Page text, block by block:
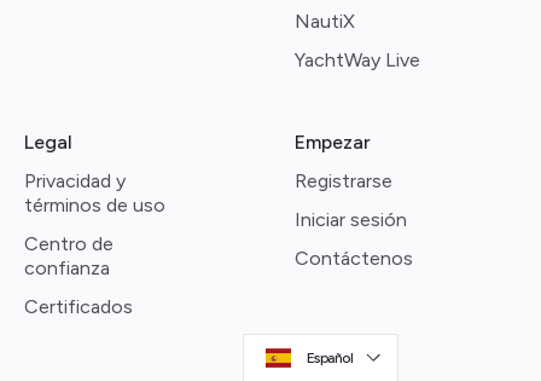
NautiX
YachtWay Live
Legal
Privacidad y
términos de uso
Centro de
confianza
Certificados
Empezar
Registrarse
Iniciar sesión
Contáctenos
Español